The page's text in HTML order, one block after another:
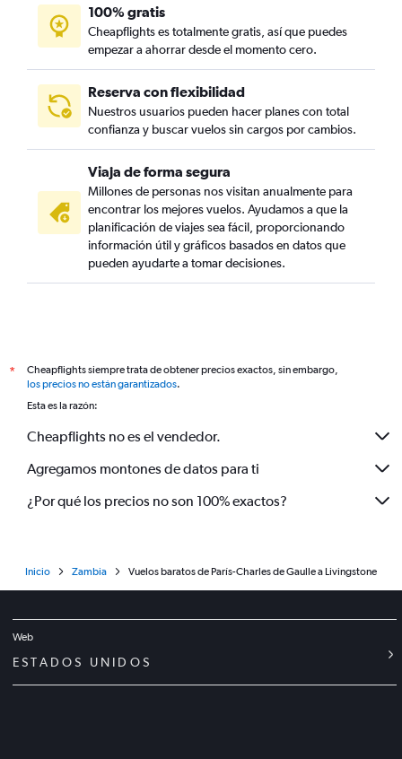
100% gratis
Cheapflights es totalmente gratis, así que puedes
empezar a ahorrar desde el momento cero.
Reserva con flexibilidad
Nuestros usuarios pueden hacer planes con total
confianza y buscar vuelos sin cargos por cambios.
Viaja de forma segura
Millones de personas nos visitan anualmente para
encontrar los mejores vuelos. Ayudamos a que la
planificación de viajes sea fácil, proporcionando
información útil y gráficos basados en datos que
pueden ayudarte a tomar decisiones.
*
Cheapflights siempre trata de obtener precios exactos, sin embargo,
los precios no están garantizados.
Esta es la razón:
Cheapflights no es el vendedor.
Agregamos montones de datos para ti
¿Por qué los precios no son 100% exactos?
Inicio Zambia Vuelos baratos de París-Charles de Gaulle a Livingstone
Web
ESTADOS UNIDOS